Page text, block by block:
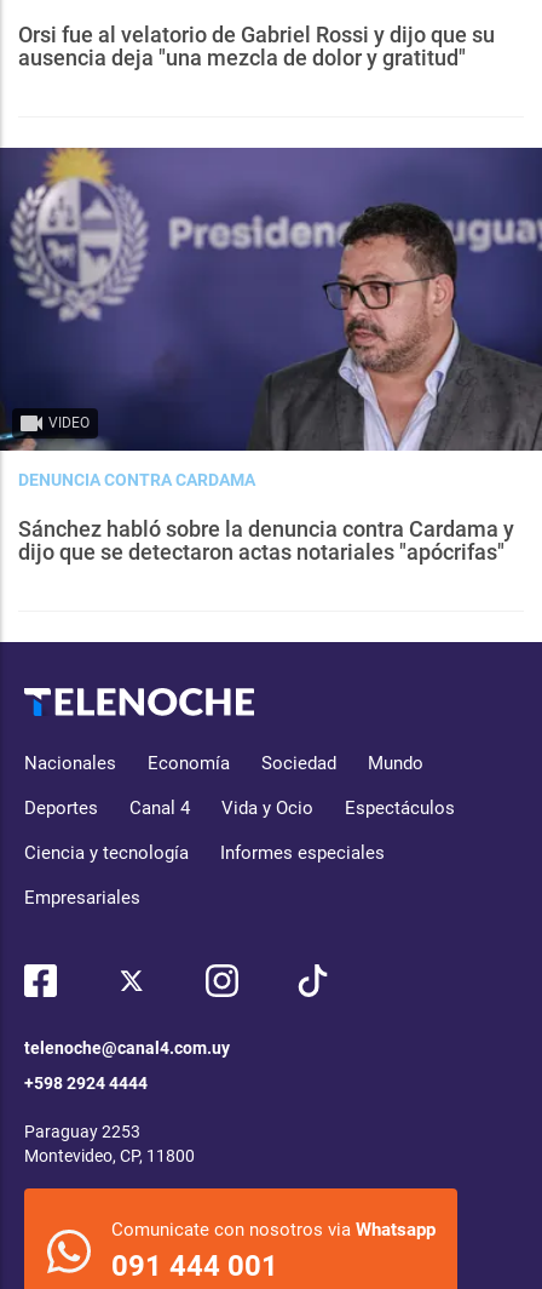
Orsi fue al velatorio de Gabriel Rossi y dijo que su
ausencia deja "una mezcla de dolor y gratitud"
VIDEO
DENUNCIA CONTRA CARDAMA
Sánchez habló sobre la denuncia contra Cardama y
dijo que se detectaron actas notariales "apócrifas"
Nacionales Economía Sociedad Mundo
Deportes Canal 4 Vida y Ocio Espectáculos
Ciencia y tecnología Informes especiales
Empresariales
telenoche@canal4.com.uy
+598 2924 4444
Paraguay 2253
Montevideo, CP, 11800
Comunicate con nosotros via Whatsapp
091 444 001